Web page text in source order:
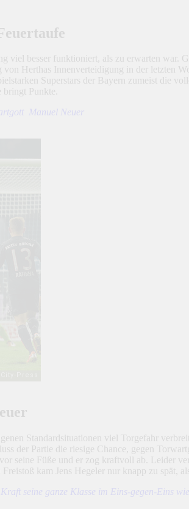
besser funktioniert, als zu erwarten war.
Herthas Innenverteidigung in der letzten
Superstars der Bayern zumeist die
Punkte.
Manuel Neuer
Standardsituationen viel Torgefahr
der Partie die riesige Chance, gegen
seine Füße und er zog kraftvoll ab. Leider
kam Jens Hegeler nur knapp zu spät,
seine ganze Klasse im Eins-gegen-Eins